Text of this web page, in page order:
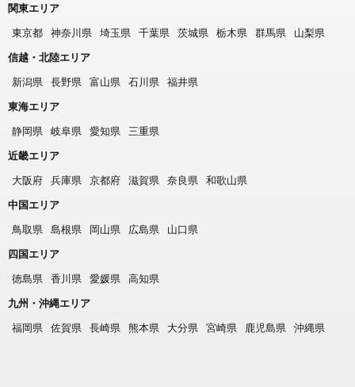
関東エリア
東京都
神奈川県 埼玉県 千葉県 茨城県 栃木県 群馬県
山梨県
信越・北陸エリア
新潟県
長野県 富山県 石川県
福井県
東海エリア
静岡県
岐阜県 愛知県
三重県
近畿エリア
大阪府
兵庫県 京都府 滋賀県 奈良県
和歌山県
中国エリア
鳥取県
島根県 岡山県 広島県
山口県
四国エリア
徳島県
香川県 愛媛県
高知県
九州・沖縄エリア
福岡県
佐賀県 長崎県 熊本県 大分県 宮崎県 鹿児島県 沖縄県